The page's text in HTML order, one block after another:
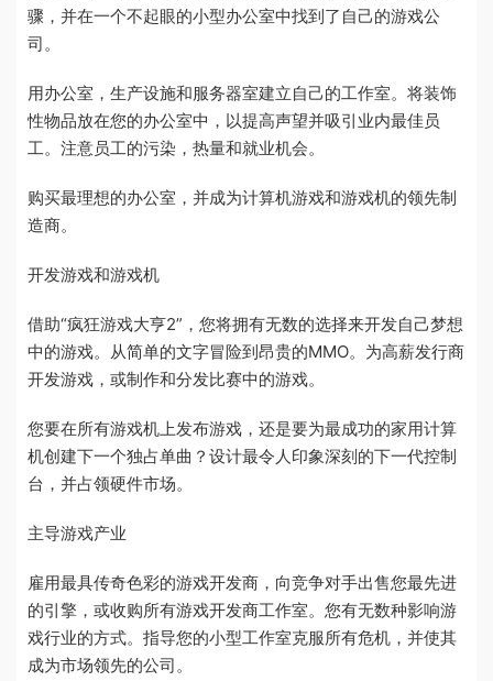
骤，并在一个不起眼的小型办公室中找到了自己的游戏公
司。
用办公室，生产设施和服务器室建立自己的工作室。将装饰
性物品放在您的办公室中，以提高声望并吸引业内最佳员
工。注意员工的污染，热量和就业机会。
购买最理想的办公室，并成为计算机游戏和游戏机的领先制
造商。
开发游戏和游戏机
借助“疯狂游戏大亨2”，您将拥有无数的选择来开发自己梦想
中的游戏。从简单的文字冒险到昂贵的MMO。为高薪发行商
开发游戏，或制作和分发比赛中的游戏。
您要在所有游戏机上发布游戏，还是要为最成功的家用计算
机创建下一个独占单曲？设计最令人印象深刻的下一代控制
台，并占领硬件市场。
主导游戏产业
雇用最具传奇色彩的游戏开发商，向竞争对手出售您最先进
的引擎，或收购所有游戏开发商工作室。您有无数种影响游
戏行业的方式。指导您的小型工作室克服所有危机，并使其
成为市场领先的公司。